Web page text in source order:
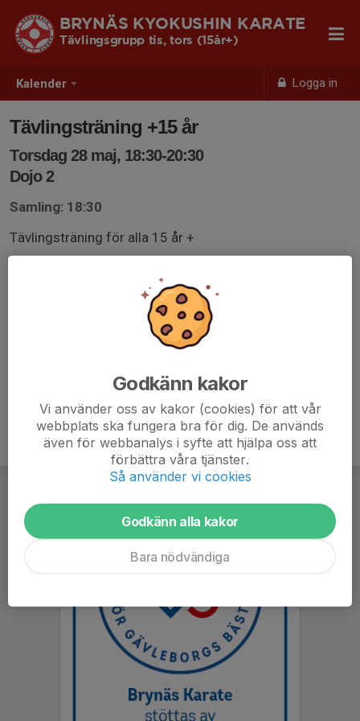
Kalender Logga in
BRYNÄS KYOKUSHIN KARATE
Tävlingsgrupp tis, tors (15år+)
Tävlingsträning +15 år
Torsdag 28 maj, 18:30-20:30
Dojo 2
Samling: 18:30
Tävlingsträning för alla 15 år +
Godkänn kakor
Vi använder oss av kakor (cookies) för att vår
webbplats ska fungera bra för dig. De används
även för webbanalys i syfte att hjälpa oss att
förbättra våra tjänster.
Så använder vi cookies
Godkänn alla kakor
Bara nödvändiga